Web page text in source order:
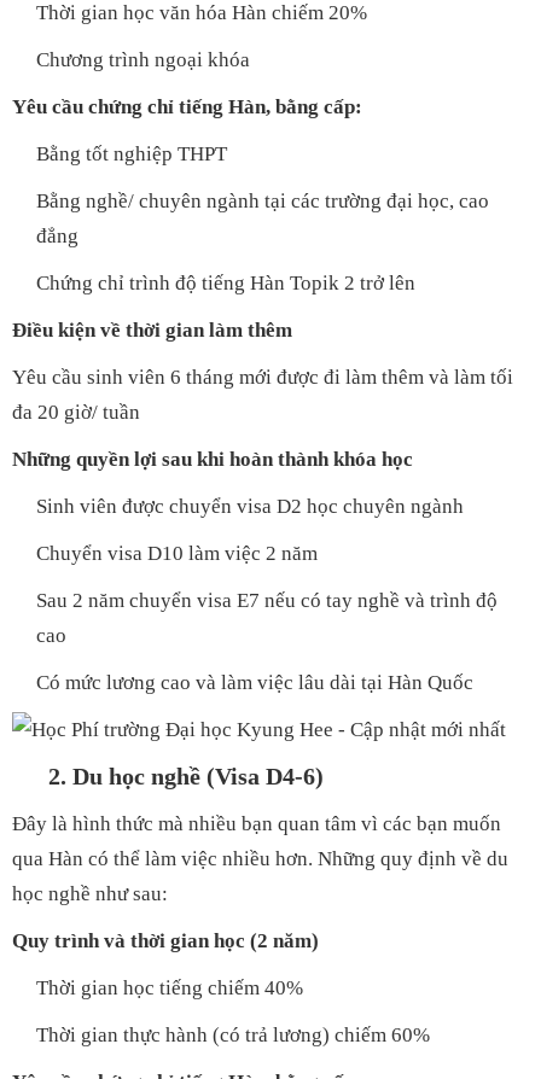
Thời gian học văn hóa Hàn chiếm 20%
Chương trình ngoại khóa
Yêu cầu chứng chỉ tiếng Hàn, bằng cấp:
Bằng tốt nghiệp THPT
Bằng nghề/ chuyên ngành tại các trường đại học, cao
đẳng
Chứng chỉ trình độ tiếng Hàn Topik 2 trở lên
Điều kiện về thời gian làm thêm
Yêu cầu sinh viên 6 tháng mới được đi làm thêm và làm tối
đa 20 giờ/ tuần
Những quyền lợi sau khi hoàn thành khóa học
Sinh viên được chuyển visa D2 học chuyên ngành
Chuyển visa D10 làm việc 2 năm
Sau 2 năm chuyển visa E7 nếu có tay nghề và trình độ
cao
Có mức lương cao và làm việc lâu dài tại Hàn Quốc
2. Du học nghề (Visa D4-6)
Đây là hình thức mà nhiều bạn quan tâm vì các bạn muốn
qua Hàn có thể làm việc nhiều hơn. Những quy định về du
học nghề như sau:
Quy trình và thời gian học (2 năm)
Thời gian học tiếng chiếm 40%
Thời gian thực hành (có trả lương) chiếm 60%